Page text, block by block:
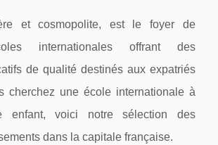
et cosmopolite, est le foyer de
internationales offrant des
de qualité destinés aux expatriés
cherchez une école internationale à
enfant, voici notre sélection des
dans la capitale française.